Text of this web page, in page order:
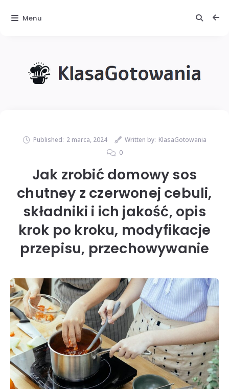
Published: 2 marca, 2024 Written by: KlasaGotowania
0
Jak zrobić domowy sos
chutney z czerwonej cebuli,
składniki i ich jakość, opis
krok po kroku, modyfikacje
przepisu, przechowywanie
Menu